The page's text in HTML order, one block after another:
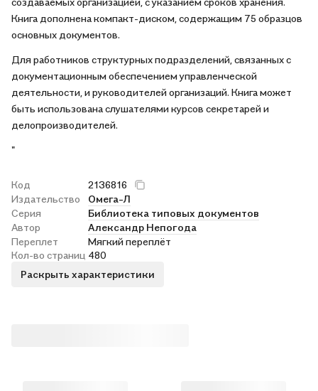
Книга дополнена компакт-диском, содержащим 75 образцов
основных документов.
Для работников структурных подразделений, связанных с
документационным обеспечением управленческой
деятельности, и руководителей организаций. Книга может
быть использована слушателями курсов секретарей и
делопроизводителей.
"
Код
2136816
Издательство
Омега-Л
Серия
Библиотека типовых документов
Автор
Александр Непогода
Переплет
Мягкий переплёт
Кол-во страниц 480
Раскрыть характеристики